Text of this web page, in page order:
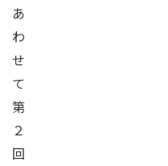
あ
わ
せ
て
第
２
回